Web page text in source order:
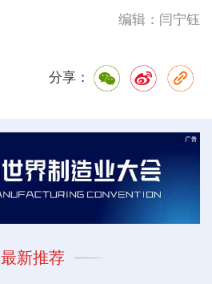
编辑：闫宁钰
分享：
最新推荐